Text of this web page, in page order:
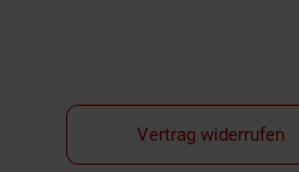
Vertrag widerrufen